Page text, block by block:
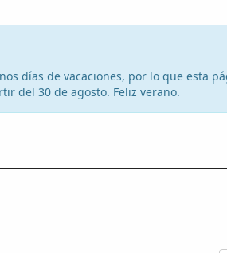
días de vacaciones, por lo que esta
del 30 de agosto. Feliz verano.